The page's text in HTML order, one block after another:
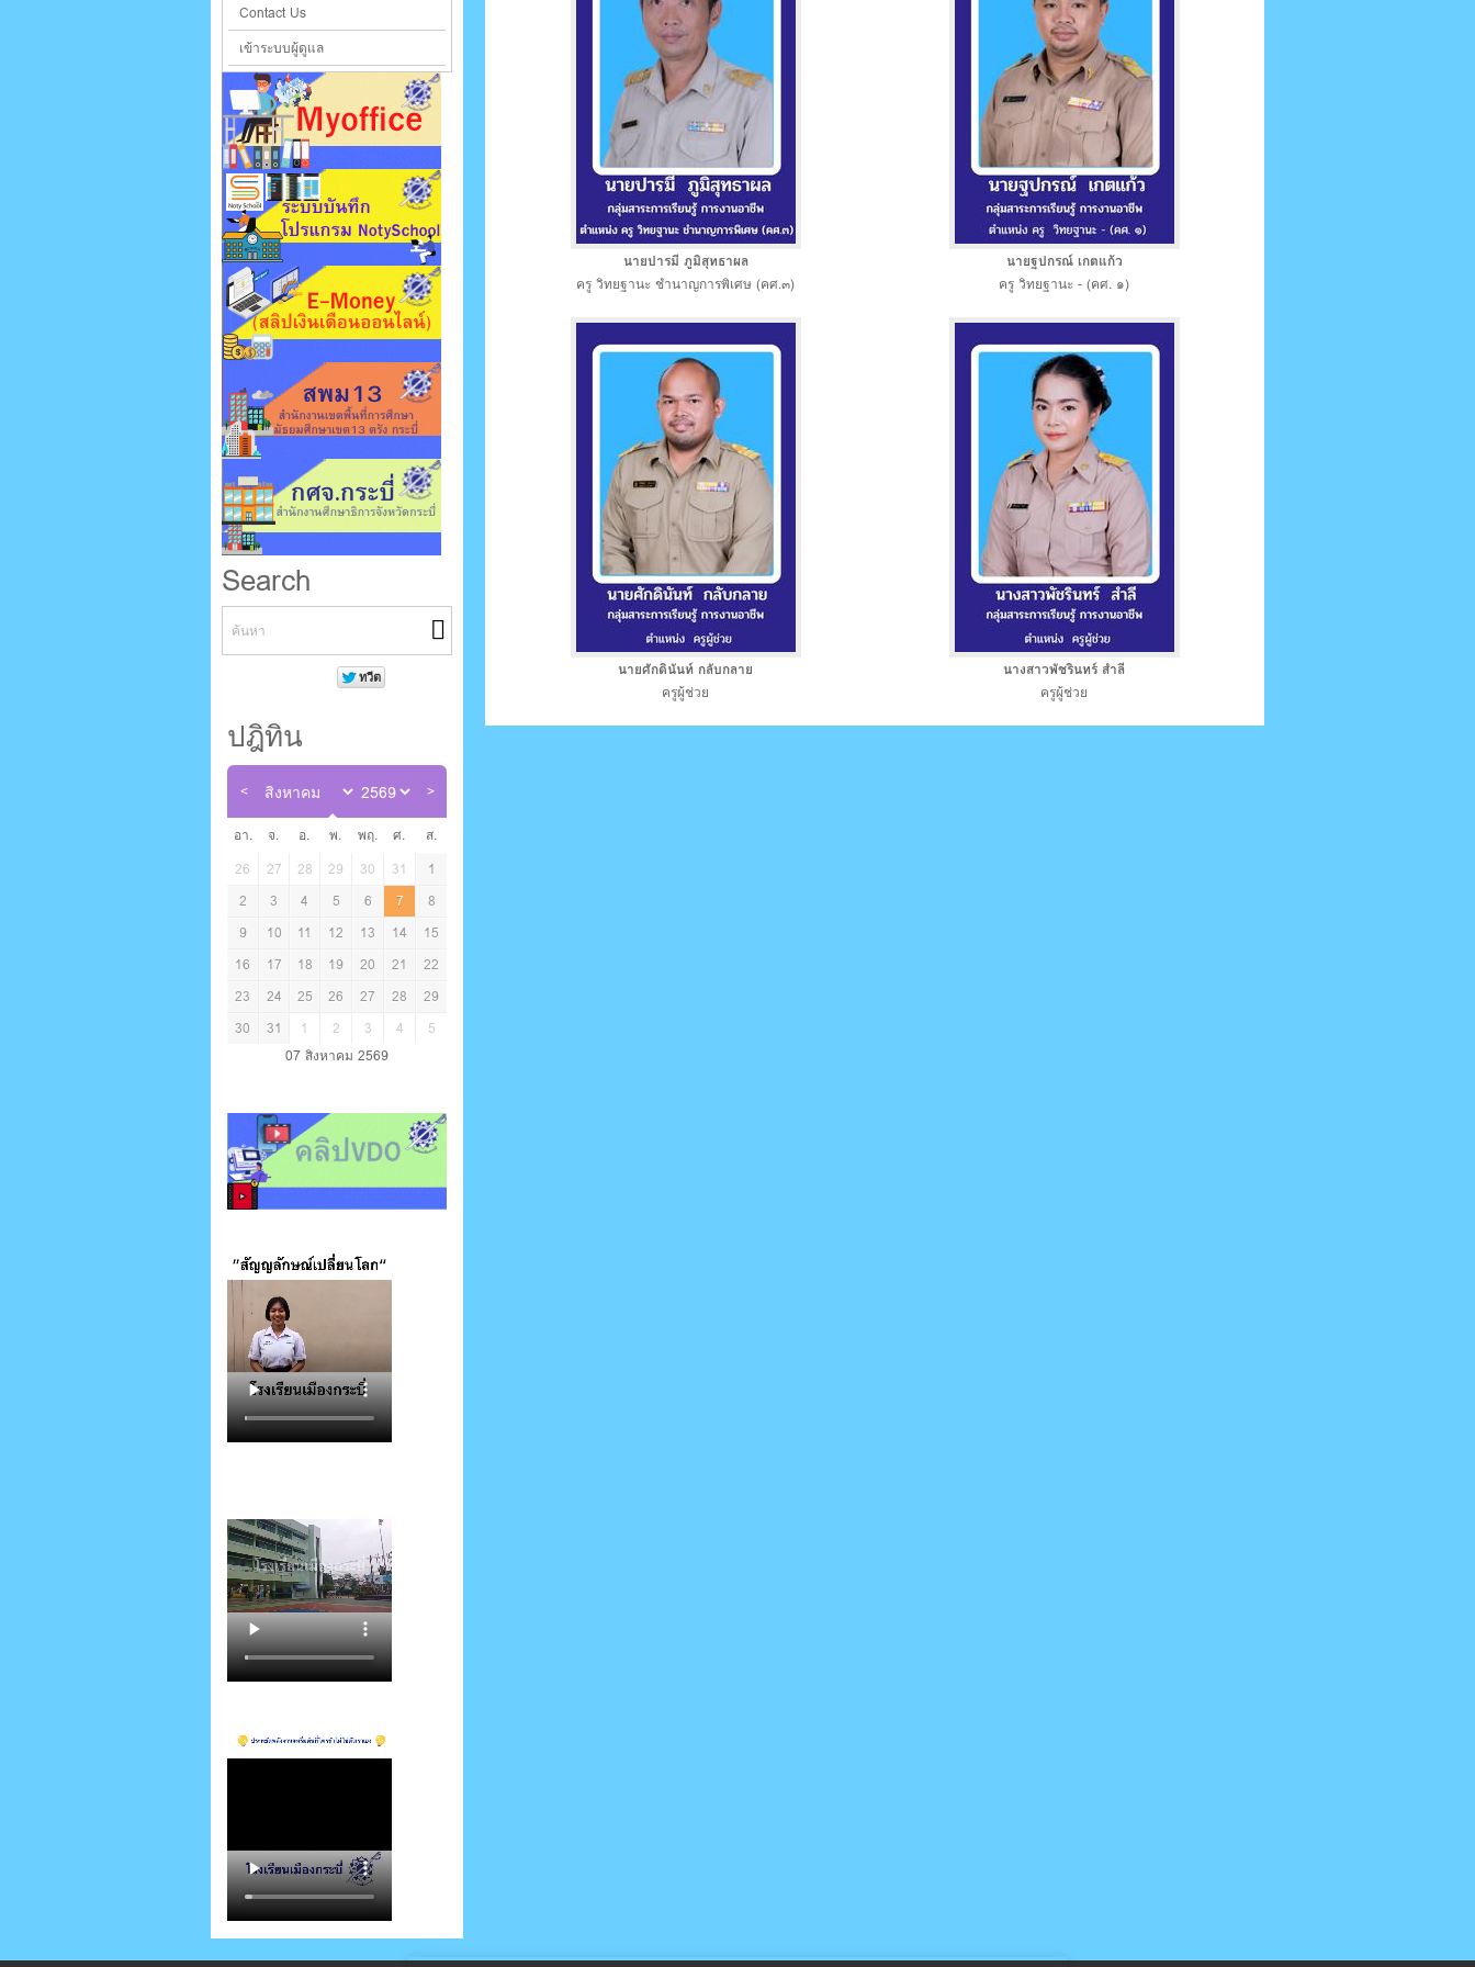
นายปารมี ภูมิสุทธาผล
ครู วิทยฐานะ ชำนาญการพิเศษ (คศ.๓)
นายฐปกรณ์ เกตแก้ว
ครู วิทยฐานะ - (คศ. ๑)
นายศักดินันท์ กลับกลาย
ครูผู้ช่วย
นางสาวพัชรินทร์ สำลี
ครูผู้ช่วย
Contact Us
เข้าระบบผู้ดูแล
Search
ปฎิทิน
อา. จ. อ. พ. พฤ. ศ.
ส.
26
27 28 29 30 31
1
2
3 4 5 6 7
8
9
10 11 12 13 14
15
16
17 18 19 20 21
22
23
24 25 26 27 28
29
30
31 1 2 3 4
5
07 สิงหาคม 2569